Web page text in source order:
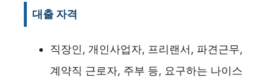
대출 자격
직장인, 개인사업자, 프리랜서, 파견근무,
계약직 근로자, 주부 등, 요구하는 나이스